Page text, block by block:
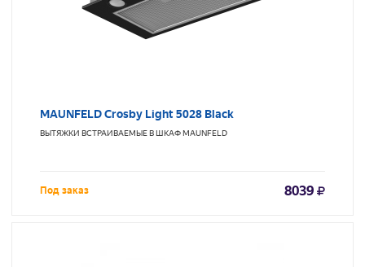
MAUNFELD Crosby Light 5028 Black
ВЫТЯЖКИ ВСТРАИВАЕМЫЕ В ШКАФMAUNFELD
Под заказ 8039